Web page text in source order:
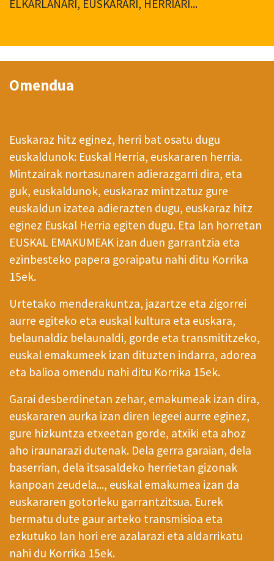
ELKARLANARI, EUSKARARI, HERRIARI...
Omendua
Euskaraz hitz eginez, herri bat osatu dugu
euskaldunok: Euskal Herria, euskararen herria.
Mintzairak nortasunaren adierazgarri dira, eta
guk, euskaldunok, euskaraz mintzatuz gure
euskaldun izatea adierazten dugu, euskaraz hitz
eginez Euskal Herria egiten dugu. Eta lan horretan
EUSKAL EMAKUMEAK izan duen garrantzia eta
ezinbesteko papera goraipatu nahi ditu Korrika
15ek.
Urtetako menderakuntza, jazartze eta zigorrei
aurre egiteko eta euskal kultura eta euskara,
belaunaldiz belaunaldi, gorde eta transmititzeko,
euskal emakumeek izan dituzten indarra, adorea
eta balioa omendu nahi ditu Korrika 15ek.
Garai desberdinetan zehar, emakumeak izan dira,
euskararen aurka izan diren legeei aurre eginez,
gure hizkuntza etxeetan gorde, atxiki eta ahoz
aho iraunarazi dutenak. Dela gerra garaian, dela
baserrian, dela itsasaldeko herrietan gizonak
kanpoan zeudela..., euskal emakumea izan da
euskararen gotorleku garrantzitsua. Eurek
bermatu dute gaur arteko transmisioa eta
ezkutuko lan hori ere azalarazi eta aldarrikatu
nahi du Korrika 15ek.